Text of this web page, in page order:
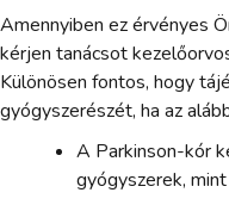
Amennyiben ez érvényes
kérjen tanácsot
Különösen fontos, hogy
gyógyszerészét, ha az
A Parkinson-kór
gyógyszerek,